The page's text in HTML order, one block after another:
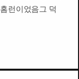
런이었음그 덕